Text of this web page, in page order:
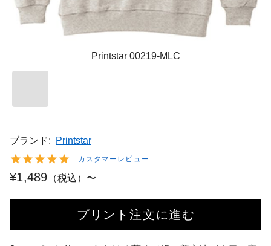
Printstar 00219-MLC
ブランド: Printstar
カスタマーレビュー
¥1,489 （税込）〜
プリント注文に進む